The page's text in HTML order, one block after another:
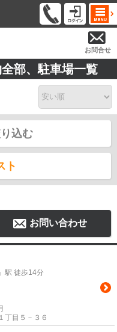
お問合せ
部、駐車場一覧
込む
ト
お問い合わせ
」駅 徒歩14分
１丁目５－３６